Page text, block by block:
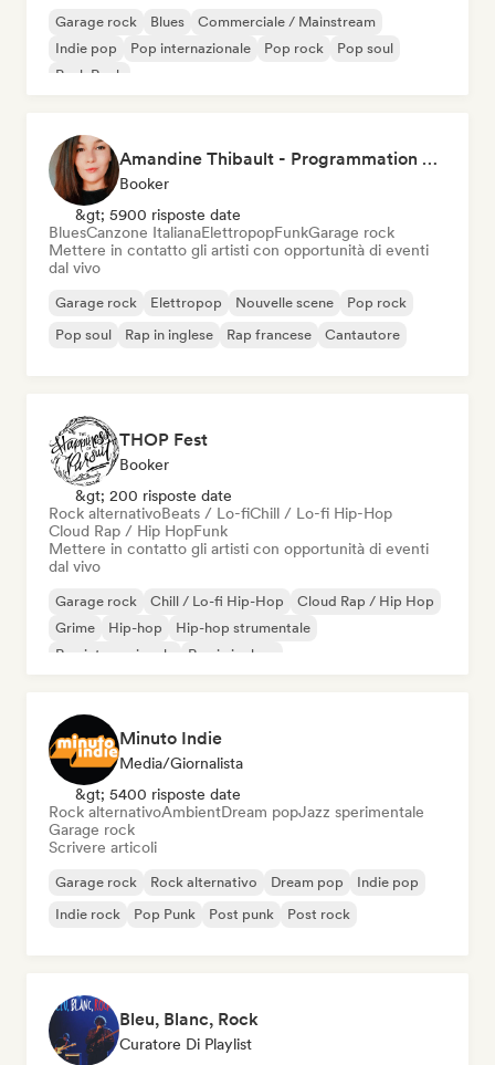
Garage rock Blues
Commerciale / Mainstream
Indie pop
Pop internazionale Pop rock
Pop soul
Punk Rock
Amandine Thibault - Programmation Concerts SMAC IDF, Booking, Management
Booker
&gt; 5900 risposte date
BluesCanzone ItalianaElettropopFunkGarage rock
Mettere in contatto gli artisti con opportunità di eventi
dal vivo
Garage rock Elettropop Nouvelle scene
Pop rock
Pop soul
Rap in inglese Rap francese Cantautore
THOP Fest
Booker
&gt; 200 risposte date
Rock alternativoBeats / Lo-fiChill / Lo-fi Hip-Hop
Cloud Rap / Hip HopFunk
Mettere in contatto gli artisti con opportunità di eventi
dal vivo
Garage rock Chill / Lo-fi Hip-Hop
Cloud Rap / Hip Hop
Grime
Hip-hop
Hip-hop strumentale
Rap internazionale
Rap in inglese
Minuto Indie
Media/Giornalista
&gt; 5400 risposte date
Rock alternativoAmbientDream popJazz sperimentale
Garage rock
Scrivere articoli
Garage rock Rock alternativo Dream pop
Indie pop
Indie rock
Pop Punk Post punk Post rock
Bleu, Blanc, Rock
Curatore Di Playlist